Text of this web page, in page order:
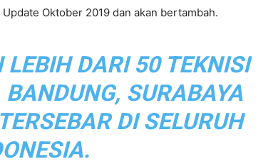
Oktober 2019 dan akan bertambah.
DARI 50 TEKNISI
SURABAYA
DI SELURUH